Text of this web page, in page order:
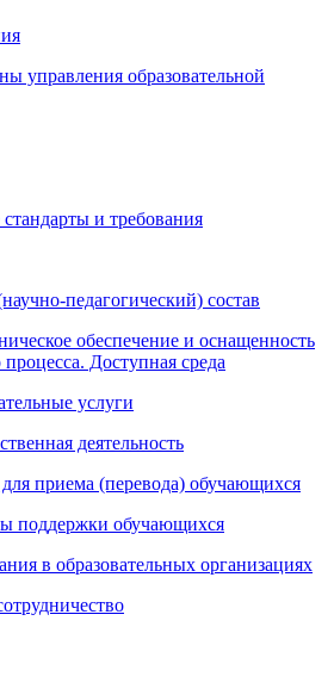
управления образовательной
и требования
педагогический) состав
обеспечение и оснащенность
процесса. Доступная среда
услуги
деятельность
приема (перевода) обучающихся
поддержки обучающихся
в образовательных организациях